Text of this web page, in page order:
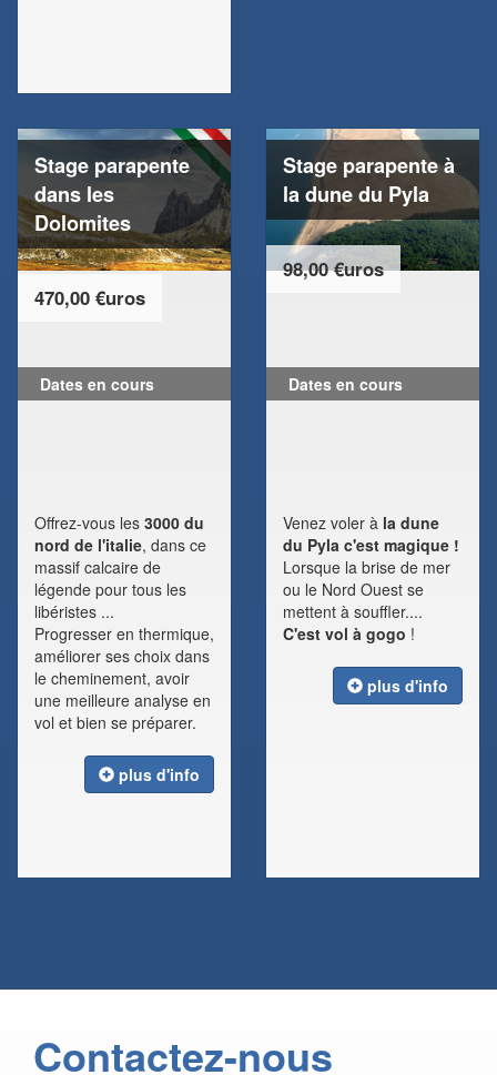
Stage parapente
dans les
Dolomites
470,00 €uros
Dates en cours
Offrez-vous les 3000 du
nord de l'italie, dans ce
massif calcaire de
légende pour tous les
libéristes ...
Progresser en thermique,
améliorer ses choix dans
le cheminement, avoir
une meilleure analyse en
vol et bien se préparer.
plus d'info
Stage parapente à
la dune du Pyla
98,00 €uros
Dates en cours
Venez voler à la dune
du Pyla c'est magique !
Lorsque la brise de mer
ou le Nord Ouest se
mettent à souffler....
C'est vol à gogo !
plus d'info
Contactez-nous